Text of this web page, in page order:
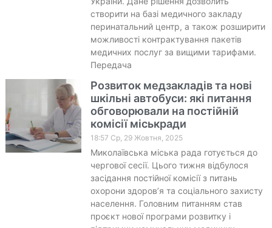
створити на базі медичного закладу
перинатальний центр, а також розширити
можливості контрактування пакетів
медичних послуг за вищими тарифами.
Передача
Розвиток медзакладів та нові
шкільні автобуси: які питання
обговорювали на постійній
комісії міськради
18:57 Ср, 29 Жовтня, 2025
Миколаївська міська рада готується до
чергової сесії. Цього тижня відбулося
засідання постійної комісії з питань
охорони здоров’я та соціального захисту
населення. Головним питанням став
проєкт нової програми розвитку і